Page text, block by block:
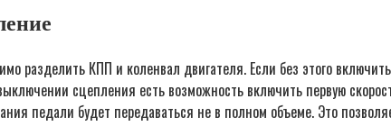
разделить КПП и коленвал двигателя. Если без этого
сцепления есть возможность включить первую
педали будет передаваться не в полном объеме. Это